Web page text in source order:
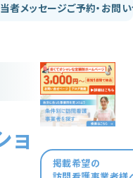
者メッセージご予約・お問
ョ
掲載希望の